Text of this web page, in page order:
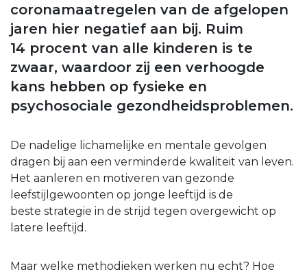
coronamaatregelen van de afgelopen
jaren hier negatief aan bij. Ruim
14 procent van alle kinderen is te
zwaar, waardoor zij een verhoogde
kans hebben op fysieke en
psychosociale gezondheidsproblemen.
De nadelige lichamelijke en mentale gevolgen
dragen bij aan een verminderde kwaliteit van leven.
Het aanleren en motiveren van gezonde
leefstijlgewoonten op jonge leeftijd is de
beste strategie in de strijd tegen overgewicht op
latere leeftijd.
Maar welke methodieken werken nu echt? Hoe